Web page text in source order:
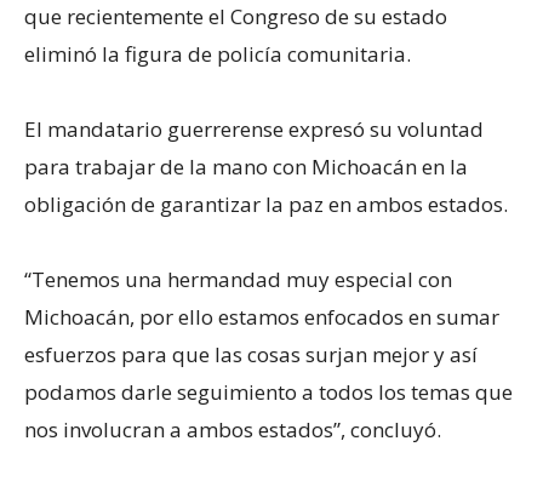
que recientemente el Congreso de su estado
eliminó la figura de policía comunitaria.
El mandatario guerrerense expresó su voluntad
para trabajar de la mano con Michoacán en la
obligación de garantizar la paz en ambos estados.
“Tenemos una hermandad muy especial con
Michoacán, por ello estamos enfocados en sumar
esfuerzos para que las cosas surjan mejor y así
podamos darle seguimiento a todos los temas que
nos involucran a ambos estados”, concluyó.